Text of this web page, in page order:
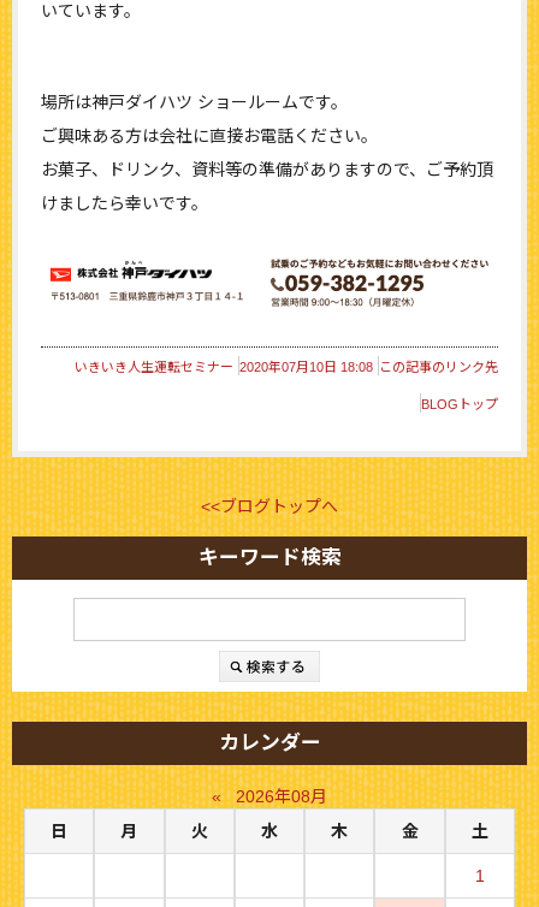
いています。
場所は神戸ダイハツ ショールームです。
ご興味ある方は会社に直接お電話ください。
お菓子、ドリンク、資料等の準備がありますので、ご予約頂
けましたら幸いです。
いきいき人生運転セミナー 2020年07月10日 18:08 この記事のリンク先
BLOGトップ
<<ブログトップへ
キーワード検索
カレンダー
«
2026年08月
日
月 火 水 木 金 土
1